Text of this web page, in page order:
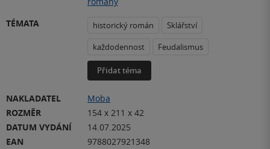
TÉMATA
historický román
Sklářství
každodennost
Feudalismus
Přidat téma
NAKLADATEL
Moba
ROZMĚR
154 x 211 x 42
DATUM VYDÁNÍ
14.07.2025
EAN
9788027921348